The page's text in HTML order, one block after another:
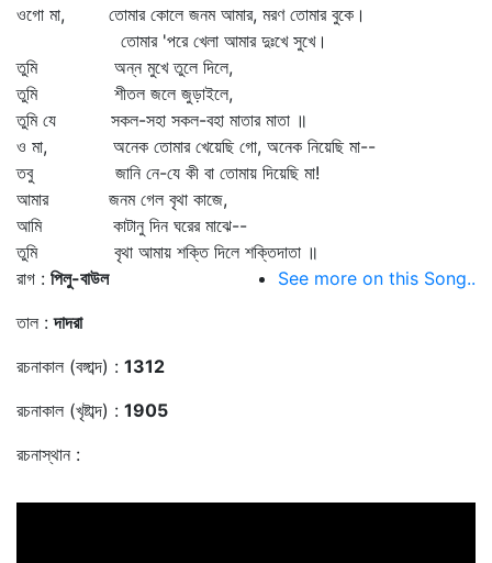
ওগো মা, তোমার কোলে জনম আমার, মরণ তোমার বুকে।
তোমার 'পরে খেলা আমার দুঃখে সুখে।
তুমি অন্ন মুখে তুলে দিলে,
তুমি শীতল জলে জুড়াইলে,
তুমি যে সকল-সহা সকল-বহা মাতার মাতা ॥
ও মা, অনেক তোমার খেয়েছি গো, অনেক নিয়েছি মা--
তবু জানি নে-যে কী বা তোমায় দিয়েছি মা!
আমার জনম গেল বৃথা কাজে,
আমি কাটানু দিন ঘরের মাঝে--
তুমি বৃথা আমায় শক্তি দিলে শক্তিদাতা ॥
রাগ : পিলু-বাউল
তাল :দাদরা
রচনাকাল (বঙ্গাব্দ) : 1312
রচনাকাল (খৃষ্টাব্দ) : 1905
রচনাস্থান :
See more on this Song..